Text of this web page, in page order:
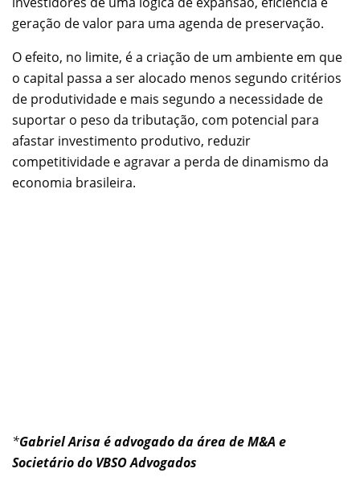
geração de valor para uma agenda de preservação.
O efeito, no limite, é a criação de um ambiente em que
o capital passa a ser alocado menos segundo critérios
de produtividade e mais segundo a necessidade de
suportar o peso da tributação, com potencial para
afastar investimento produtivo, reduzir
competitividade e agravar a perda de dinamismo da
economia brasileira.
*Gabriel Arisa é advogado da área de M&A e
Societário do VBSO Advogados